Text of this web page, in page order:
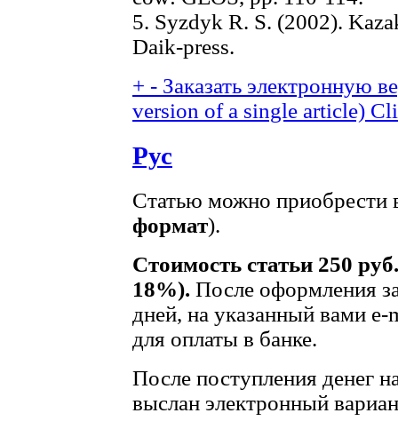
5. Syzdyk R. S. (2002).
Daik-press.
+ - Заказать электронную
version of a single article)
Рус
Статью можно приобрести
формат).
Стоимость статьи 250
18%). После оформления
дней, на указанный вами e-
для оплаты в банке.
После поступления денег
выслан электронный